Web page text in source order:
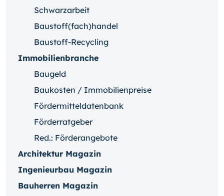
Schwarzarbeit
Baustoff(fach)handel
Baustoff-Recycling
Immobilienbranche
Baugeld
Baukosten / Immobilienpreise
Fördermitteldatenbank
Förderratgeber
Red.: Förderangebote
Architektur Magazin
Ingenieurbau Magazin
Bauherren Magazin